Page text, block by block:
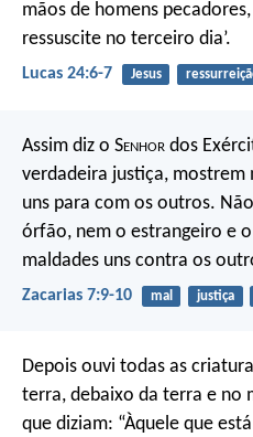
mãos de homens
ressuscite no terceiro dia’.
Lucas 24:6-7 Jesus
Assim diz o Senhor dos
verdadeira justiça,
uns para com os outros.
órfão, nem o estrangeiro e
maldades uns contra os
Zacarias 7:9-10 mal justiça
Depois ouvi todas as
terra, debaixo da terra e no
que diziam: “Àquele que